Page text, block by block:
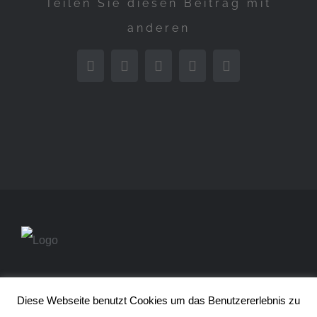
Teilen Sie diesen Beitrag mit
anderen
FacebookTwitterLinkedInWhatsApp
E-
© Copyright 2020 | Thorsten Hasse FOTOGRAFIE | All Rights
Reserved |Impressum|Datenschutz|AGB
Diese Webseite benutzt Cookies um das Benutzererlebnis zu